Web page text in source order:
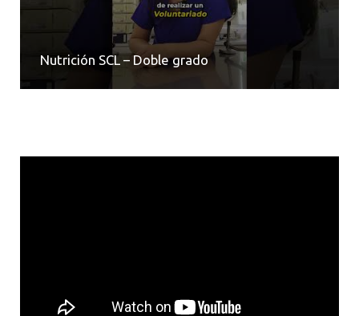
Nutrición SCL – Doble grado